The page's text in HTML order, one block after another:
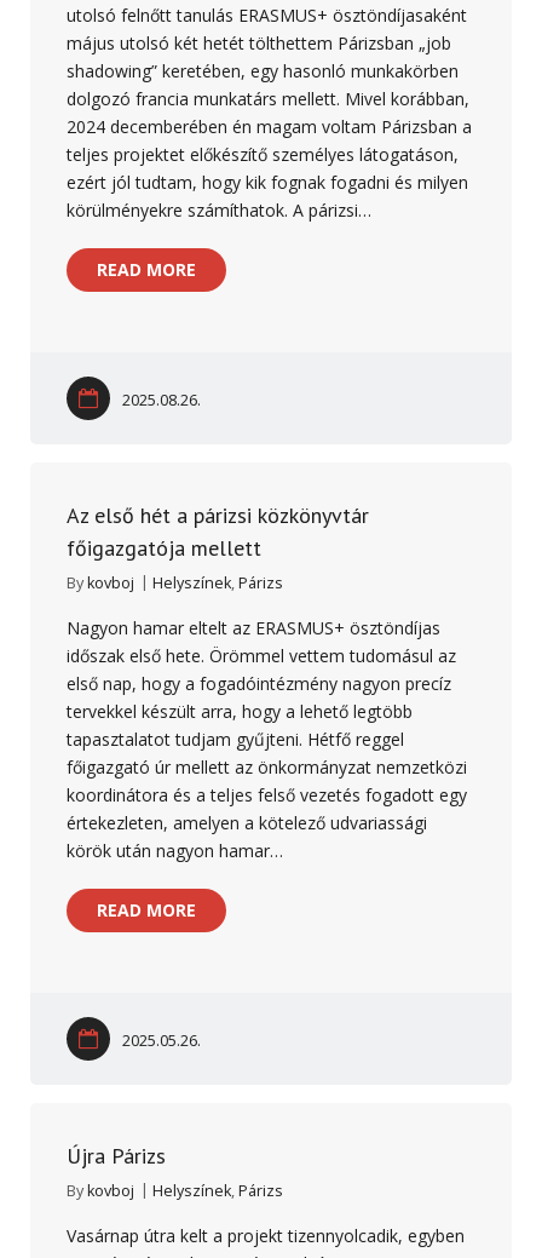
utolsó felnőtt tanulás ERASMUS+ ösztöndíjasaként
május utolsó két hetét tölthettem Párizsban „job
shadowing” keretében, egy hasonló munkakörben
dolgozó francia munkatárs mellett. Mivel korábban,
2024 decemberében én magam voltam Párizsban a
teljes projektet előkészítő személyes látogatáson,
ezért jól tudtam, hogy kik fognak fogadni és milyen
körülményekre számíthatok. A párizsi…
READ MORE
2025.08.26.
Az első hét a párizsi közkönyvtár
főigazgatója mellett
Bykovboj Helyszínek,Párizs
Nagyon hamar eltelt az ERASMUS+ ösztöndíjas
időszak első hete. Örömmel vettem tudomásul az
első nap, hogy a fogadóintézmény nagyon precíz
tervekkel készült arra, hogy a lehető legtöbb
tapasztalatot tudjam gyűjteni. Hétfő reggel
főigazgató úr mellett az önkormányzat nemzetközi
koordinátora és a teljes felső vezetés fogadott egy
értekezleten, amelyen a kötelező udvariassági
körök után nagyon hamar…
READ MORE
2025.05.26.
Újra Párizs
Bykovboj Helyszínek,Párizs
Vasárnap útra kelt a projekt tizennyolcadik, egyben